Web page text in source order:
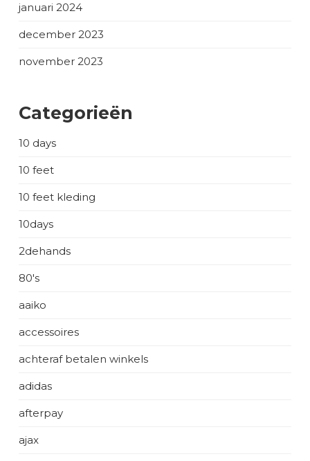
januari 2024
december 2023
november 2023
Categorieën
10 days
10 feet
10 feet kleding
10days
2dehands
80's
aaiko
accessoires
achteraf betalen winkels
adidas
afterpay
ajax